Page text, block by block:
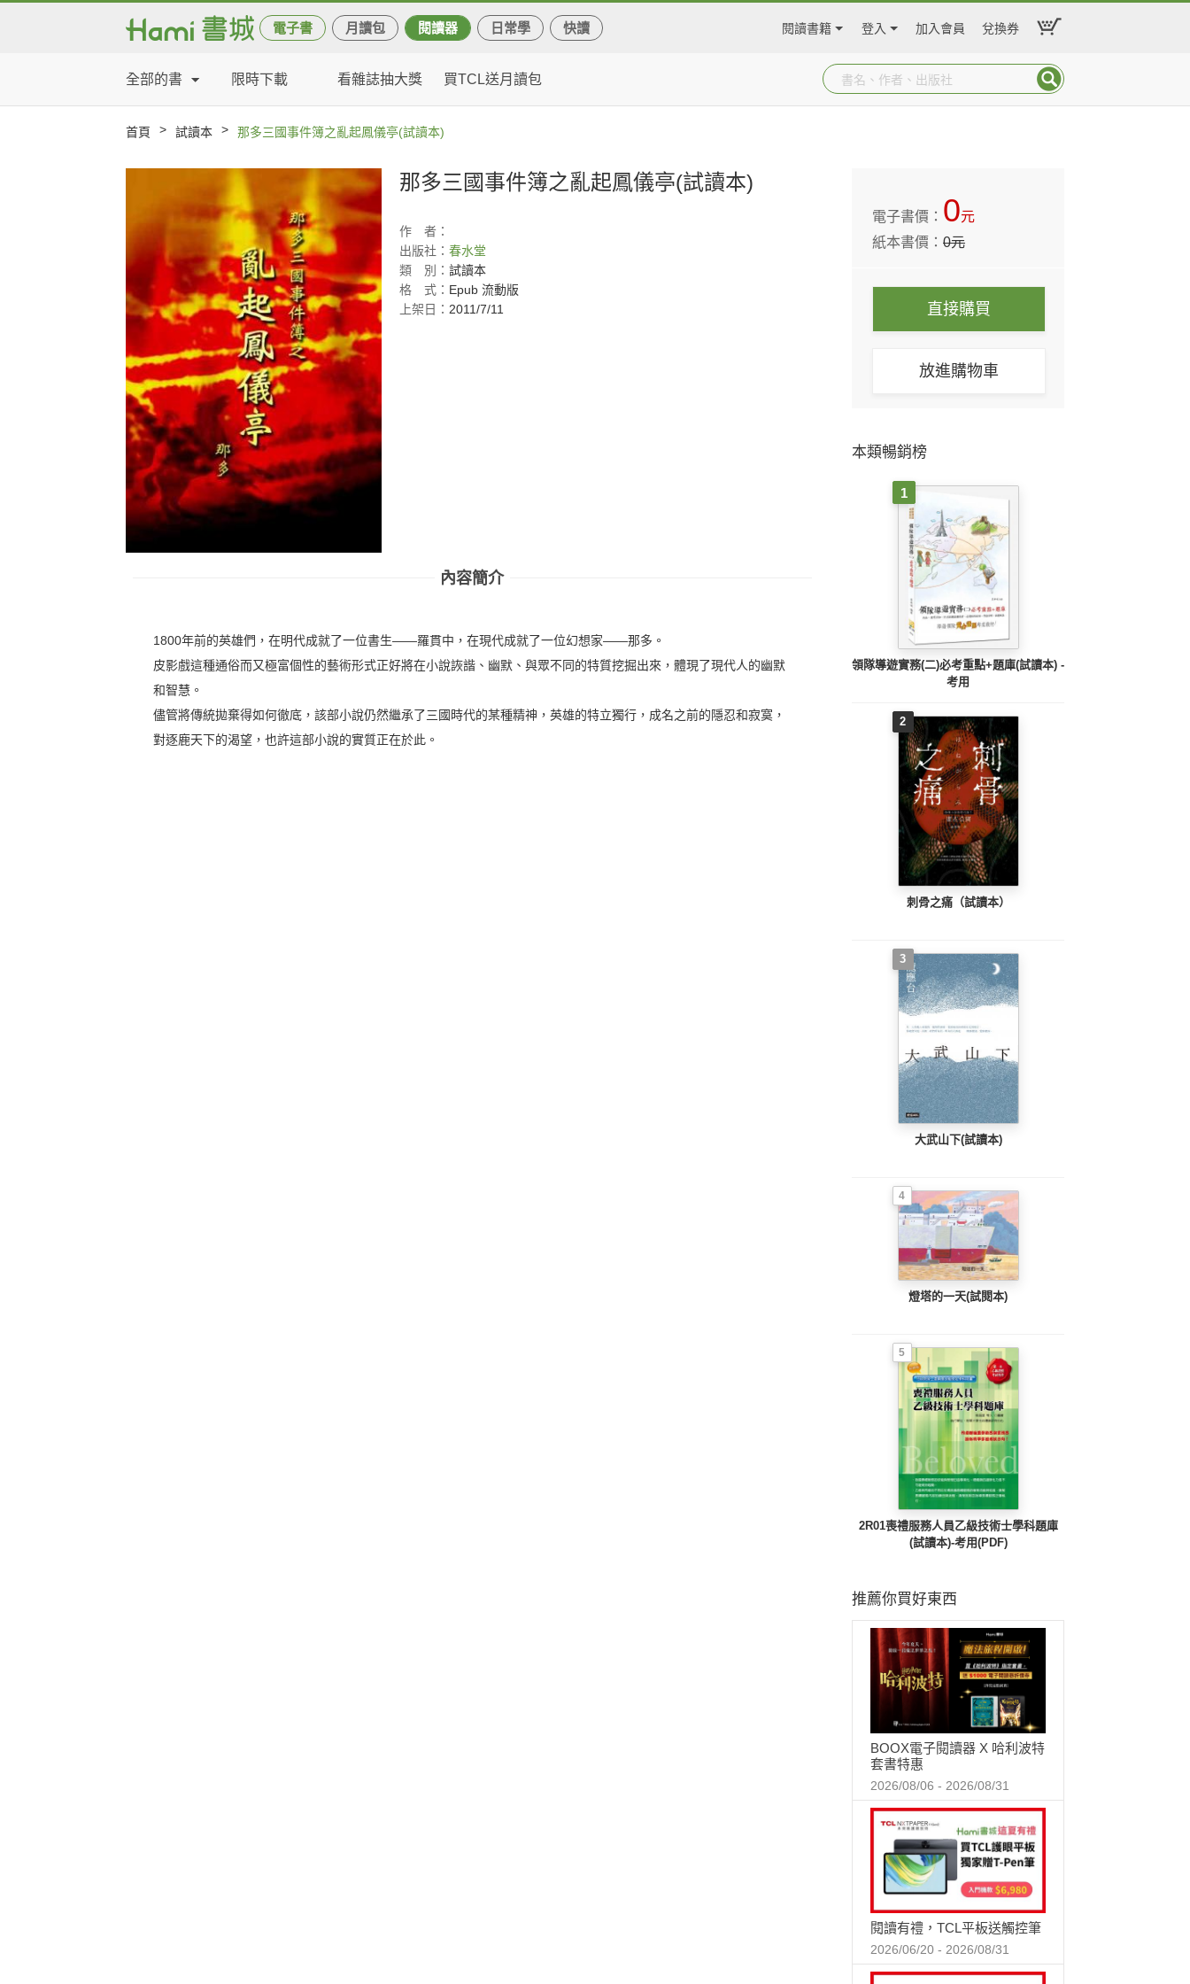
電子書 月讀包 閱讀器 日常學 快讀 閱讀書籍 登入 加入會員 兌換券
全部的書 限時下載 看雜誌抽大獎 買TCL送月讀包
首頁 > 試讀本 > 那多三國事件簿之亂起鳳儀亭(試讀本)
那多三國事件簿之亂起鳳儀亭(試讀本)
作
者：
出版社： 春水堂
類
別： 試讀本
格
式： Epub 流動版
上架日： 2011/7/11
內容簡介
1800年前的英雄們，在明代成就了一位書生——羅貫中，在現代成就了一位幻想家——那多。
皮影戲這種通俗而又極富個性的藝術形式正好將在小說詼諧、幽默、與眾不同的特質挖掘出來，體現了現代人的幽默
和智慧。
儘管將傳統拋棄得如何徹底，該部小說仍然繼承了三國時代的某種精神，英雄的特立獨行，成名之前的隱忍和寂寞，
對逐鹿天下的渴望，也許這部小說的實質正在於此。
電子書價： 0元
紙本書價：0元
直接購買
放進購物車
本類暢銷榜
1
領隊導遊實務(二)必考重點+題庫(試讀本) -
考用
2
刺骨之痛（試讀本）
3
大武山下(試讀本)
4
燈塔的一天(試閱本)
5
2R01喪禮服務人員乙級技術士學科題庫
(試讀本)-考用(PDF)
推薦你買好東西
BOOX電子閱讀器 X 哈利波特
套書特惠
2026/08/06 - 2026/08/31
閱讀有禮，TCL平板送觸控筆
2026/06/20 - 2026/08/31